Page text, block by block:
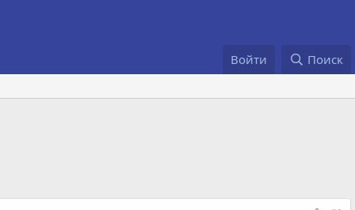
Войти Поиск